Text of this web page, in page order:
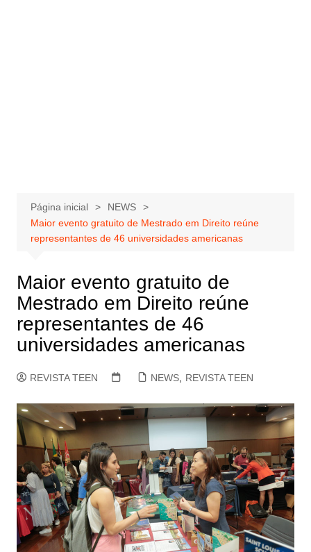
Página inicial
NEWS
Maior evento gratuito de Mestrado em Direito reúne
representantes de 46 universidades americanas
Maior evento gratuito de
Mestrado em Direito reúne
representantes de 46
universidades americanas
REVISTA TEEN NEWS, REVISTA TEEN